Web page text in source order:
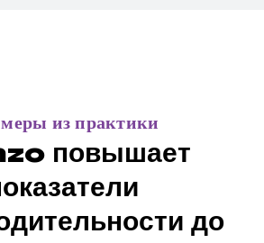
из практики
повышает
до